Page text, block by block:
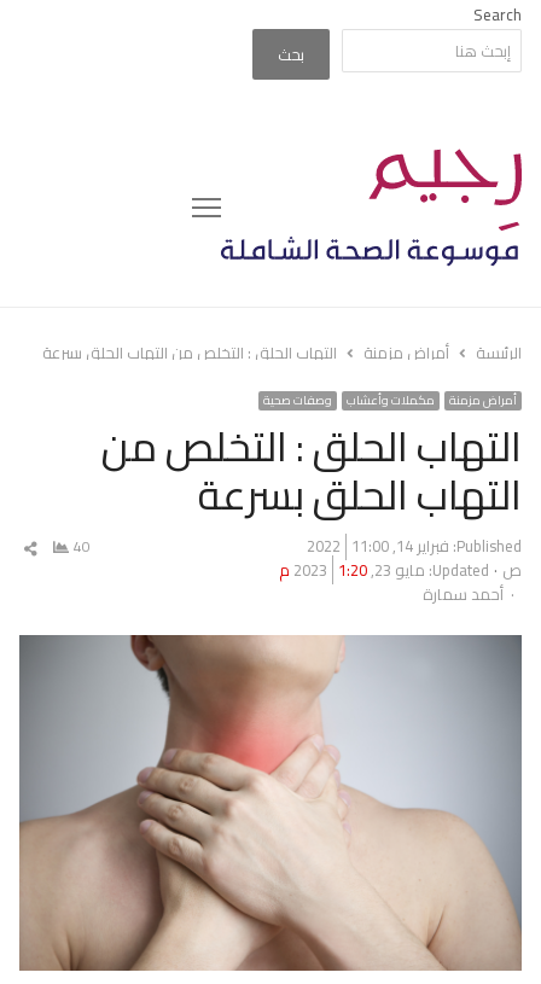
Search
بحث
Menu
الرئيسة أمراض مزمنة التهاب الحلق : التخلص من التهاب الحلق بسرعة
أمراض مزمنة مكملات وأعشاب وصفات صحية
التهاب الحلق : التخلص من
التهاب الحلق بسرعة
Published: فبراير 14, 2022
11:00
ص Updated: مايو 23, 2023 1:20 م
Author
أحمد سمارة
40